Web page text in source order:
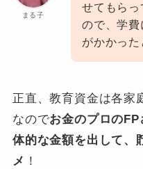
まる子
せてもらっ
ので、学
がかかっ
正直、教育資金は各家
なのでお金のプロの
体的な金額を出して、
メ ！